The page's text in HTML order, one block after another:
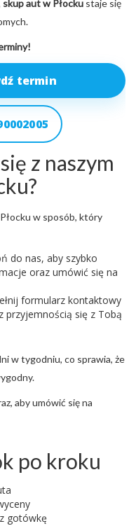
skup aut w Płocku staje się
termin
z naszym
w sposób, który
do nas, aby szybko
oraz umówić się na
formularz kontaktowy
przyjemnością się z Tobą
w tygodniu, co sprawia, że
aby umówić się na
po kroku
gotówkę